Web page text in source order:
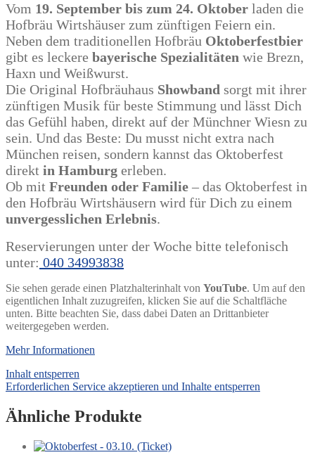
Vom 19. September bis zum 24. Oktober laden die
Hofbräu Wirtshäuser zum zünftigen Feiern ein.
Neben dem traditionellen Hofbräu Oktoberfestbier
gibt es leckere bayerische Spezialitäten wie Brezn,
Haxn und Weißwurst.
Die Original Hofbräuhaus Showband sorgt mit ihrer
zünftigen Musik für beste Stimmung und lässt Dich
das Gefühl haben, direkt auf der Münchner Wiesn zu
sein. Und das Beste: Du musst nicht extra nach
München reisen, sondern kannst das Oktoberfest
direkt in Hamburg erleben.
Ob mit Freunden oder Familie – das Oktoberfest in
den Hofbräu Wirtshäusern wird für Dich zu einem
unvergesslichen Erlebnis.
Reservierungen unter der Woche bitte telefonisch
unter: 040 34993838
Sie sehen gerade einen Platzhalterinhalt von YouTube. Um auf den
eigentlichen Inhalt zuzugreifen, klicken Sie auf die Schaltfläche
unten. Bitte beachten Sie, dass dabei Daten an Drittanbieter
weitergegeben werden.
Mehr Informationen
Inhalt entsperren
Erforderlichen Service akzeptieren und Inhalte entsperren
Ähnliche Produkte